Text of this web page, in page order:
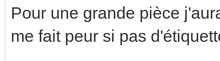
Pour une grande pièce
me fait peur si pas